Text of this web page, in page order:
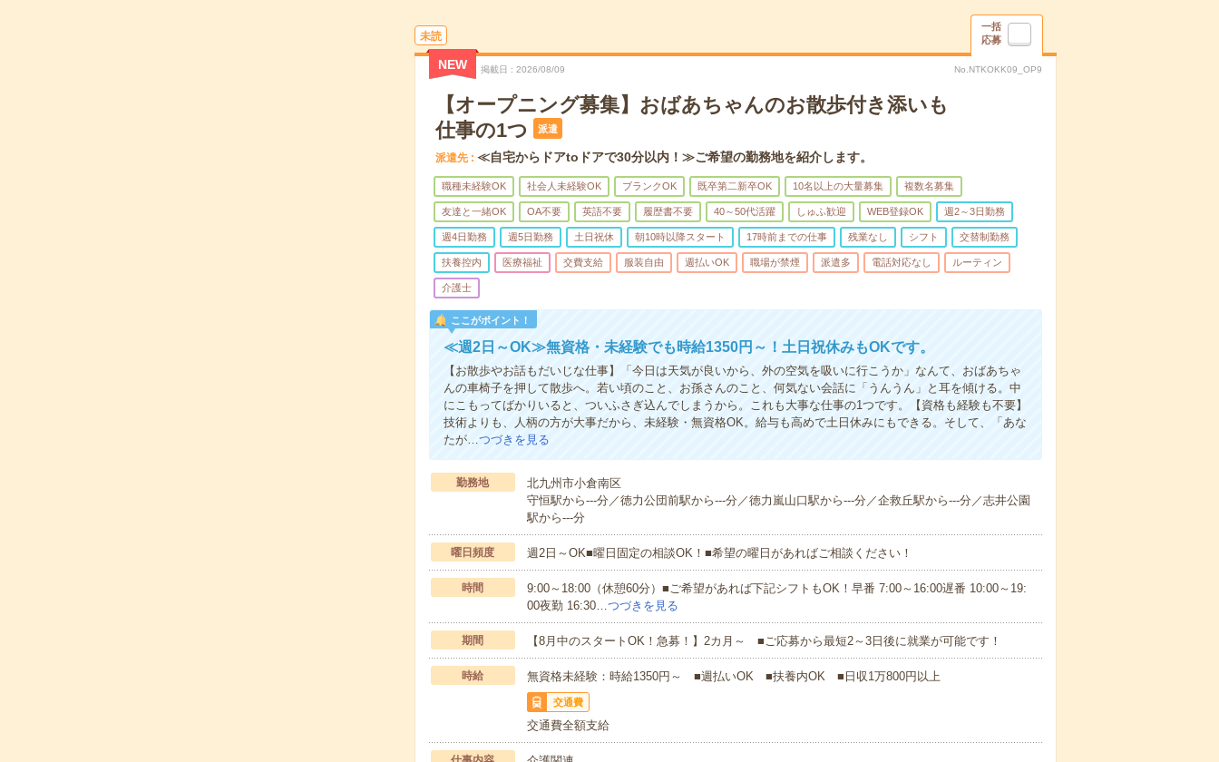
未読
一括
応募
NEW 掲載日 2026/08/09 No.NTKOKK09_OP9
【オープニング募集】おばあちゃんのお散歩付き添いも
仕事の1つ
派遣
派遣先 ≪自宅からドアtoドアで30分以内！≫ご希望の勤務地を紹介します。
職種未経験OK 社会人未経験OK ブランクOK 既卒第二新卒OK 10名以上の大量募集 複数名募集
友達と一緒OK OA不要 英語不要 履歴書不要 40～50代活躍 しゅふ歓迎 WEB登録OK 週2～3日勤務
週4日勤務 週5日勤務 土日祝休 朝10時以降スタート 17時前までの仕事 残業なし シフト 交替制勤務
扶養控内 医療福祉 交費支給 服装自由 週払いOK 職場が禁煙 派遣多 電話対応なし ルーティン
介護士
ここがポイント！
≪週2日～OK≫無資格・未経験でも時給1350円～！土日祝休みもOKです。
【お散歩やお話もだいじな仕事】「今日は天気が良いから、外の空気を吸いに行こうか」なんて、おばあちゃ
んの車椅子を押して散歩へ。若い頃のこと、お孫さんのこと、何気ない会話に「うんうん」と耳を傾ける。中
にこもってばかりいると、ついふさぎ込んでしまうから。これも大事な仕事の1つです。【資格も経験も不要】
技術よりも、人柄の方が大事だから、未経験・無資格OK。給与も高めで土日休みにもできる。そして、「あな
たが…つづきを見る
勤務地
北九州市小倉南区
守恒駅から---分／徳力公団前駅から---分／徳力嵐山口駅から---分／企救丘駅から---分／志井公園
駅から---分
曜日頻度 週2日～OK■曜日固定の相談OK！■希望の曜日があればご相談ください！
時間
9:00～18:00（休憩60分）■ご希望があれば下記シフトもOK！早番 7:00～16:00遅番 10:00～19:
00夜勤 16:30…つづきを見る
期間 【8月中のスタートOK！急募！】2カ月～ ■ご応募から最短2～3日後に就業が可能です！
時給 無資格未経験：時給1350円～ ■週払いOK ■扶養内OK ■日収1万800円以上
交通費
交通費全額支給